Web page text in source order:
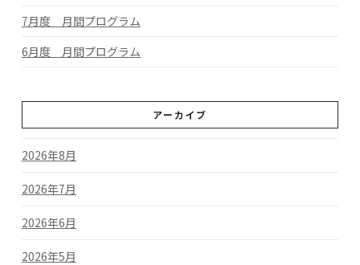
7月度 月間プログラム
6月度 月間プログラム
アーカイブ
2026年8月
2026年7月
2026年6月
2026年5月